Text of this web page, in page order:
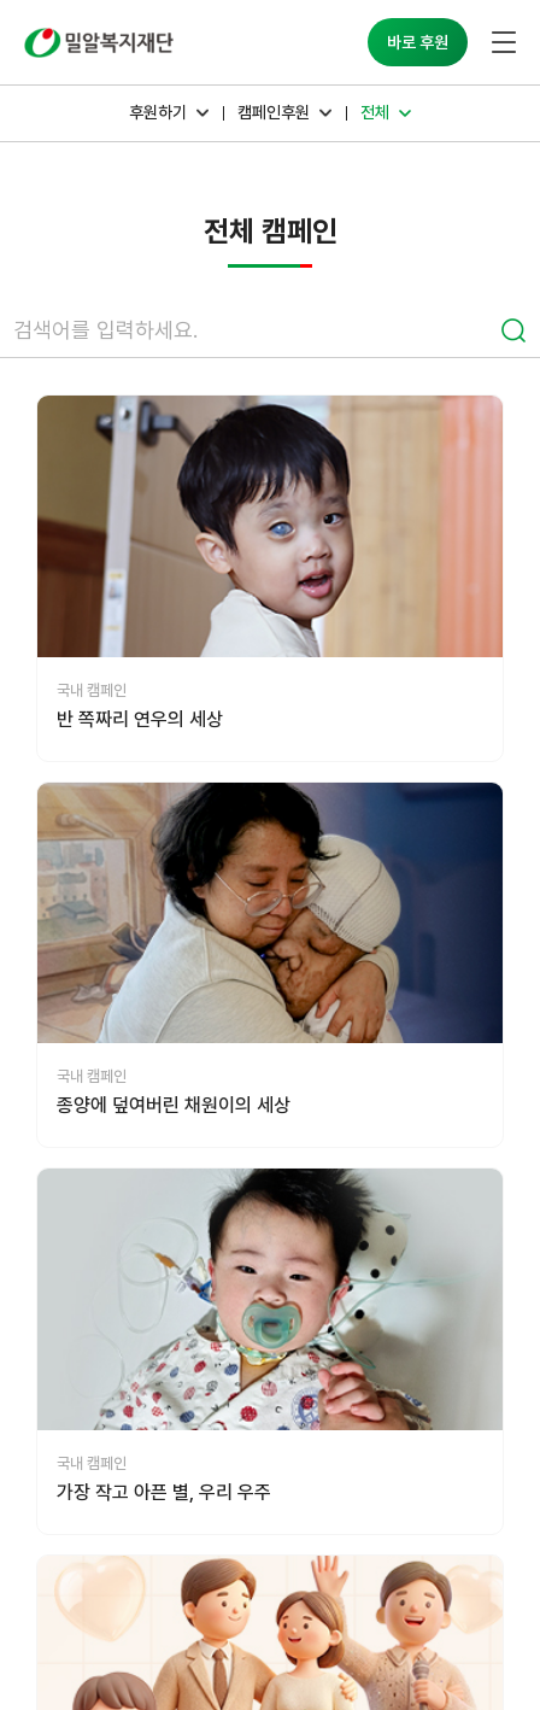
바로 후원
후원하기 캠페인후원 전체
전체 캠페인
국내 캠페인
반 쪽짜리 연우의 세상
국내 캠페인
종양에 덮여버린 채원이의 세상
국내 캠페인
가장 작고 아픈 별, 우리 우주